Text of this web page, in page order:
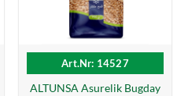
Art.Nr: 14527
ALTUNSA Asurelik Bugday